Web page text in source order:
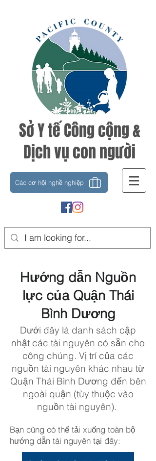
Sở Y tế Công cộng &
Dịch vụ con người
Các cơ hội nghề nghiệp
Hướng dẫn Nguồn
lực của Quận Thái
Bình Dương
Dưới đây là danh sách cập
nhật các tài nguyên có sẵn cho
công chúng. Vị trí của các
nguồn tài nguyên khác nhau từ
Quận Thái Bình Dương đến bên
ngoài quận (tùy thuộc vào
nguồn tài nguyên).
Bạn cũng có thể tải xuống toàn bộ
hướng dẫn tài nguyên tại đây: